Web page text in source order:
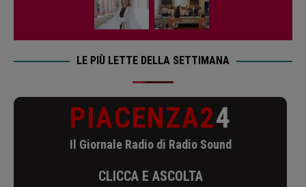
LE PIÙ LETTE DELLA SETTIMANA
PIACENZA24
Il Giornale Radio di Radio Sound
CLICCA E ASCOLTA